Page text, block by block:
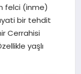
felci (inme)
bir tehdit
Cerrahisi
yaşlı